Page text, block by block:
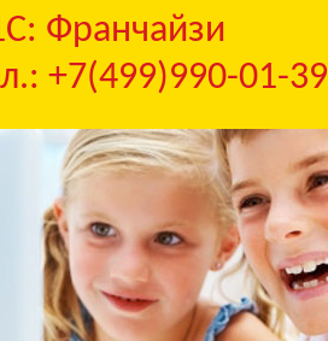
Франчайзи
+7(499)990-01-39